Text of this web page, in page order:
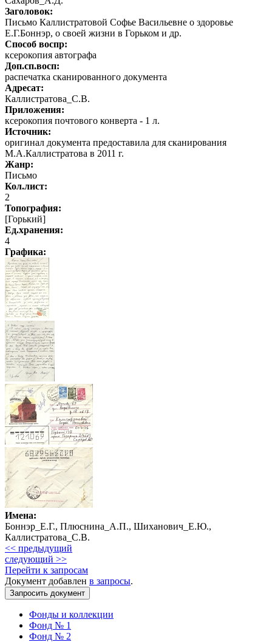
Заголовок:
Письмо Каллистратовой Софье Васильевне о здоровье
Е.Г.Боннэр, о своей жизни в Горьком и др.
Способ воспр:
ксерокопия автографа
Доп.сп.восп:
распечатка сканированного документа
Адресат:
Каллистратова_С.В.
Приложения:
ксерокопия почтового конверта - 1 л.
Источник:
оригинал документа предоставила для сканирования
М.А.Каллистратова в 2011 г.
Жанр:
Письмо
Кол.лист:
2
Топография:
[Горький]
Ед.хранения:
4
Графика:
Имена:
Боннэр_Е.Г., Плюснина_А.П., Шиханович_Е.Ю.,
Каллистратова_С.В.
<< предыдущий
следующий >>
Перейти к запросам
Документ добавлен в запросы.
Фонды и коллекции
Фонд № 1
Фонд № 2